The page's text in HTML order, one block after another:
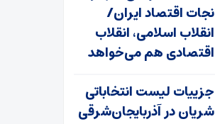
نجات اقتصاد ایران/
انقلاب اسلامی، انقلاب
اقتصادی هم می‌خواهد
جزییات لیست انتخاباتی
شریان در آذربایجان‌شرقی